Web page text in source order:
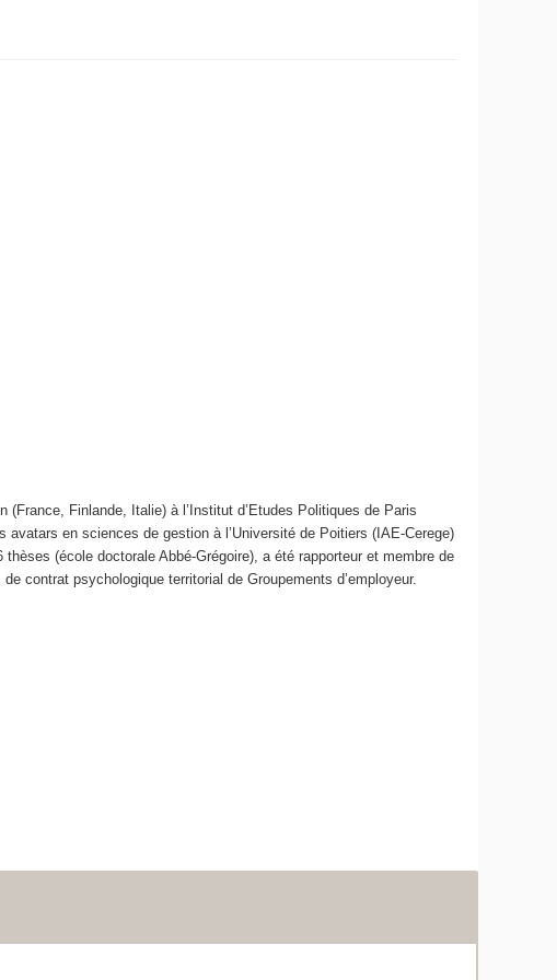
Finlande, Italie) à l’Institut d’Etudes Politiques de Paris
en sciences de gestion à l’Université de Poitiers (IAE-Cerege)
(école doctorale Abbé-Grégoire), a été rapporteur et membre de
contrat psychologique territorial de Groupements d’employeur.